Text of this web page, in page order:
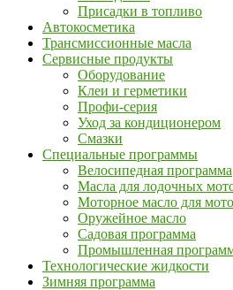
Присадки в топливо
Автокосметика
Трансмиссионные масла
Сервисные продукты
Оборудование
Клеи и герметики
Профи-серия
Уход за кондиционером
Смазки
Специальные программы
Велосипедная программа
Масла для лодочных
Моторное масло для
Оружейное масло
Садовая программа
Промышленная
Технологические жидкости
Зимняя программа